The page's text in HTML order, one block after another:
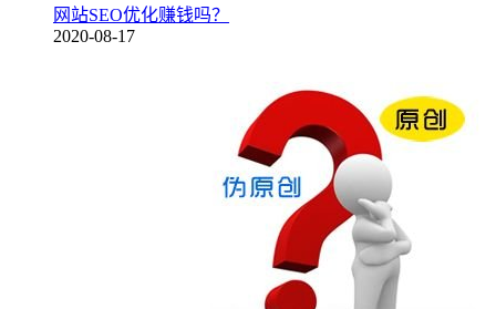
网站SEO优化赚钱吗？
2020-08-17